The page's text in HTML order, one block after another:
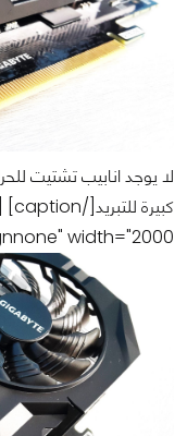
لا يوجد انابيب تشتيت
width="2000"]